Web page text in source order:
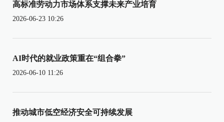
高标准劳动力市场体系支撑未来产业培育
2026-06-23 10:26
AI时代的就业政策重在“组合拳”
2026-06-10 11:26
推动城市低空经济安全可持续发展